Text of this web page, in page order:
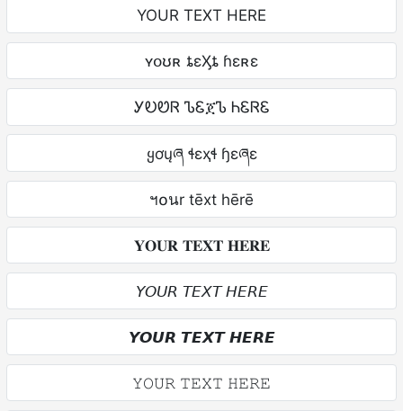
YOUR TEXT HERE
ʏօʊʀ ȶɛӼȶ ɦɛʀɛ
ᎩᎧᏬᏒ ᏖᏋጀᏖ ᏂᏋᏒᏋ
ყơųཞ ɬɛҳɬ ɧɛཞɛ
ฯ໐นr tēxt hērē
𝐘𝐎𝐔𝐑 𝐓𝐄𝐗𝐓 𝐇𝐄𝐑𝐄
𝘠𝘖𝘜𝘙 𝘛𝘌𝘟𝘛 𝘏𝘌𝘙𝘌
𝙔𝙊𝙐𝙍 𝙏𝙀𝙓𝙏 𝙃𝙀𝙍𝙀
𝚈𝙾𝚄𝚁 𝚃𝙴𝚇𝚃 𝙷𝙴𝚁𝙴